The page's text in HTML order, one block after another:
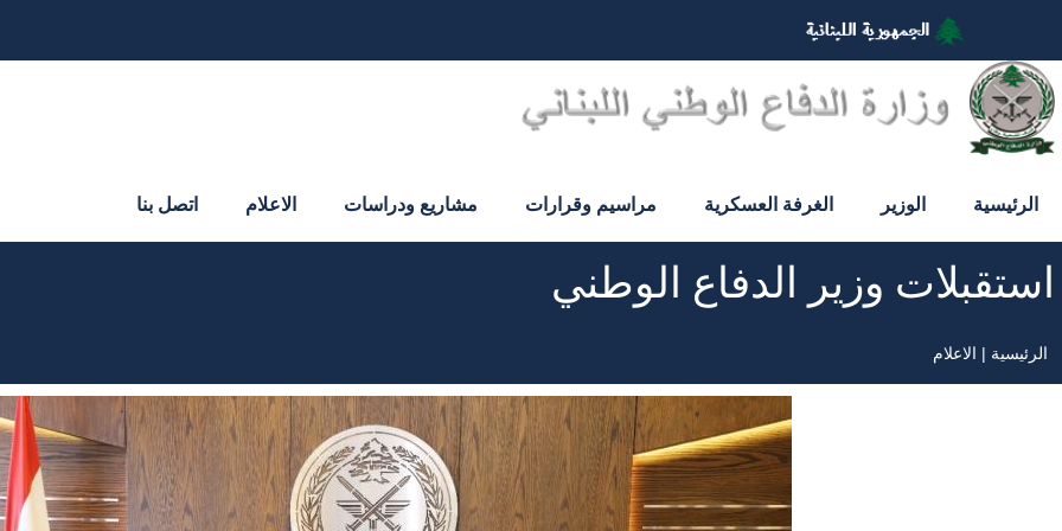
المحتوى
الرئيسي
الرئيسية الوزير الغرفة العسكرية مراسيم وقرارات مشاريع ودراسات الاعلام اتصل بنا
استقبلات وزير الدفاع الوطني
مسار
الرئيسية الاعلام